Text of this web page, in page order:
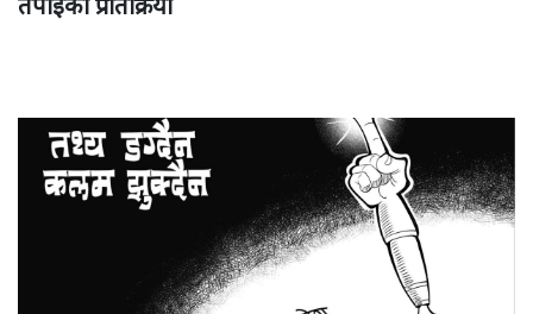
तपाईको प्रतिक्रिया